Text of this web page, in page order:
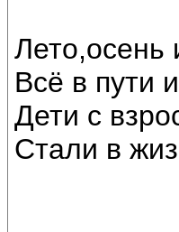
Лето,осень
Всё в пути
Дети с
Стали в